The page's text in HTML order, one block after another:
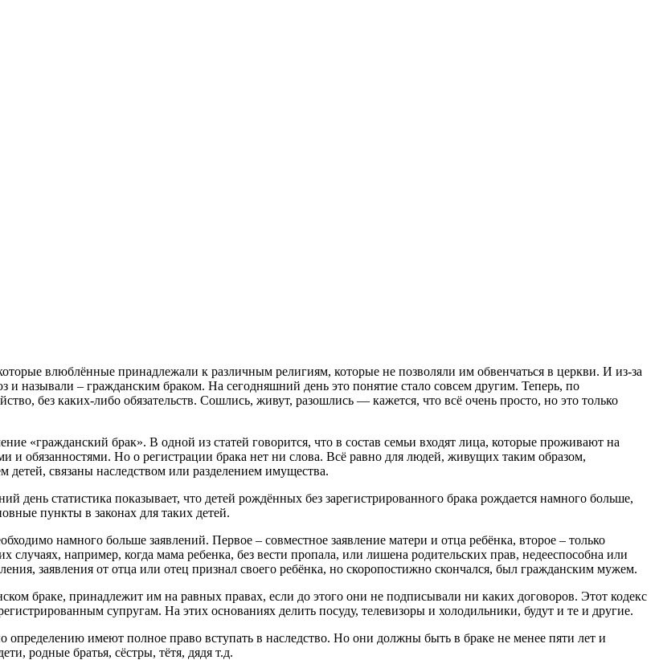
влюблённые принадлежали к различным религиям, которые не позволяли им обвенчаться в церкви. И из-за
называли – гражданским браком. На сегодняшний день это понятие стало совсем другим. Теперь, по
без каких-либо обязательств. Сошлись, живут, разошлись — кажется, что всё очень просто, но это только
«гражданский брак». В одной из статей говорится, что в состав семьи входят лица, которые проживают на
обязанностями. Но о регистрации брака нет ни слова. Всё равно для людей, живущих таким образом,
связаны наследством или разделением имущества.
день статистика показывает, что детей рождённых без зарегистрированного брака рождается намного больше,
пункты в законах для таких детей.
намного больше заявлений. Первое – совместное заявление матери и отца ребёнка, второе – только
например, когда мама ребенка, без вести пропала, или лишена родительских прав, недееспособна или
заявления от отца или отец признал своего ребёнка, но скоропостижно скончался, был гражданским мужем.
браке, принадлежит им на равных правах, если до этого они не подписывали ни каких договоров. Этот кодекс
супругам. На этих основаниях делить посуду, телевизоры и холодильники, будут и те и другие.
определению имеют полное право вступать в наследство. Но они должны быть в браке не менее пяти лет и
родные братья, сёстры, тётя, дядя т.д.